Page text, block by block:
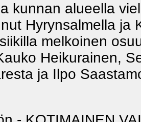
kunnan alueella
Hyrynsalmella ja
melkoinen
Heikurainen,
ja Ilpo